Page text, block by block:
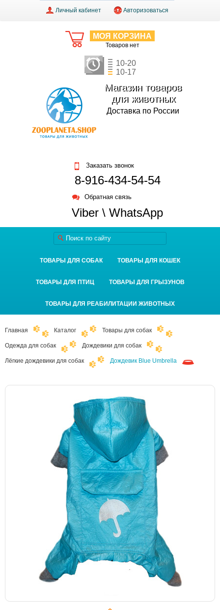
Личный кабинет Авторизоваться
МОЯ КОРЗИНА
Товаров нет
10-20
10-17
Магазин товаров
для животных
Доставка по России
Заказать звонок
8-916-434-54-54
Обратная связь
Viber \ WhatsApp
ТОВАРЫ ДЛЯ СОБАК ТОВАРЫ ДЛЯ КОШЕК
ТОВАРЫ ДЛЯ ПТИЦ ТОВАРЫ ДЛЯ ГРЫЗУНОВ
ТОВАРЫ ДЛЯ РЕАБИЛИТАЦИИ ЖИВОТНЫХ
Главная Каталог Товары для собак
Одежда для собак Дождевики для собак
Лёгкие дождевики для собак Дождевик Blue Umbrella